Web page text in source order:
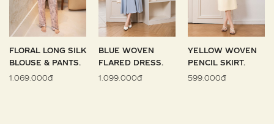
FLORAL LONG SILK
BLOUSE & PANTS.
1.069.000đ
BLUE WOVEN
FLARED DRESS.
1.099.000đ
YELLOW WOVEN
PENCIL SKIRT.
599.000đ